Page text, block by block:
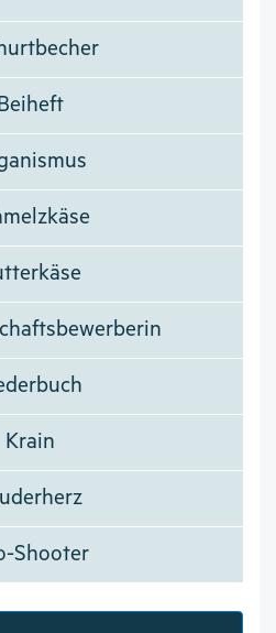
Krain
Shooter